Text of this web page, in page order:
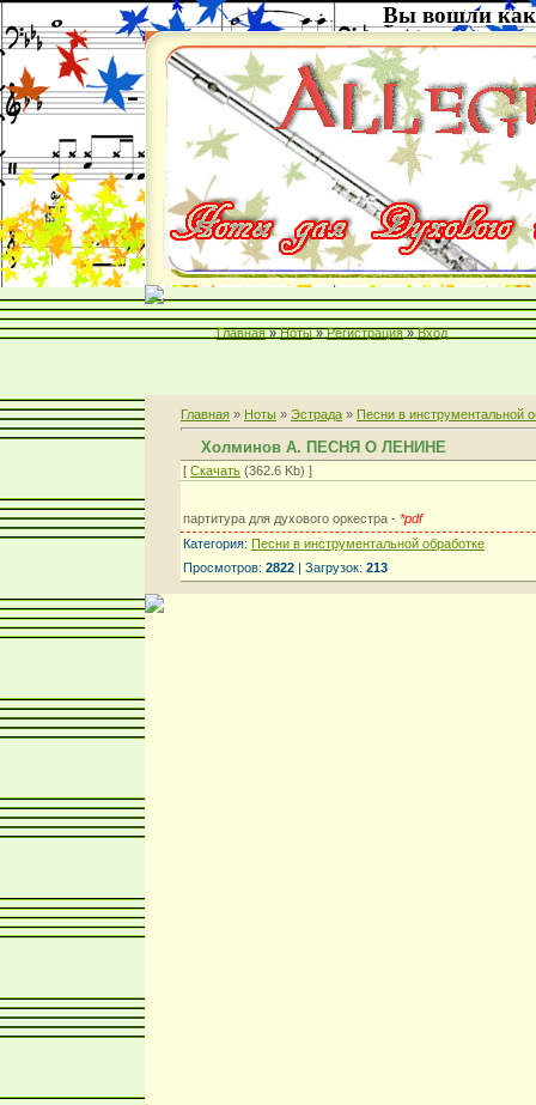
Вы вошли как
Главная » Ноты » Регистрация » Вход
Главная » Ноты » Эстрада » Песни в инструментальной
Холминов А. ПЕСНЯ О ЛЕНИНЕ
[ Скачать (362.6 Kb) ]
партитура для духового оркестра - *pdf
Категория: Песни в инструментальной обработке
Просмотров: 2822 | Загрузок: 213